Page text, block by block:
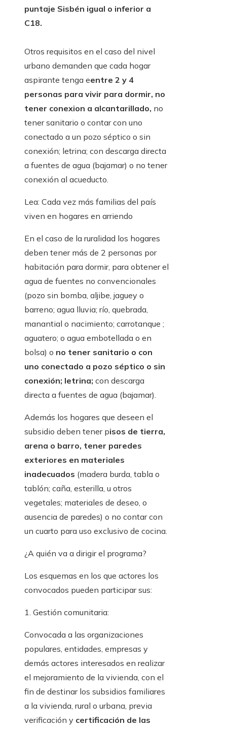
puntaje Sisbén igual o inferior a
C18.
Otros requisitos en el caso del nivel
urbano demanden que cada hogar
aspirante tenga eentre 2 y 4
personas para vivir para dormir, no
tener conexion a alcantarillado, no
tener sanitario o contar con uno
conectado a un pozo séptico o sin
conexión; letrina; con descarga directa
a fuentes de agua (bajamar) o no tener
conexión al acueducto.
Lea: Cada vez más familias del país
viven en hogares en arriendo
En el caso de la ruralidad los hogares
deben tener más de 2 personas por
habitación para dormir, para obtener el
agua de fuentes no convencionales
(pozo sin bomba, aljibe, jaguey o
barreno; agua lluvia; río, quebrada,
manantial o nacimiento; carrotanque ;
aguatero; o agua embotellada o en
bolsa) o no tener sanitario o con
uno conectado a pozo séptico o sin
conexión; letrina; con descarga
directa a fuentes de agua (bajamar).
Además los hogares que deseen el
subsidio deben tener pisos de tierra,
arena o barro, tener paredes
exteriores en materiales
inadecuados (madera burda, tabla o
tablón; caña, esterilla, u otros
vegetales; materiales de deseo, o
ausencia de paredes) o no contar con
un cuarto para uso exclusivo de cocina.
¿A quién va a dirigir el programa?
Los esquemas en los que actores los
convocados pueden participar sus:
1. Gestión comunitaria:
Convocada a las organizaciones
populares, entidades, empresas y
demás actores interesados ​​en realizar
el mejoramiento de la vivienda, con el
fin de destinar los subsidios familiares
a la vivienda, rural o urbana, previa
verificación y certificación de las